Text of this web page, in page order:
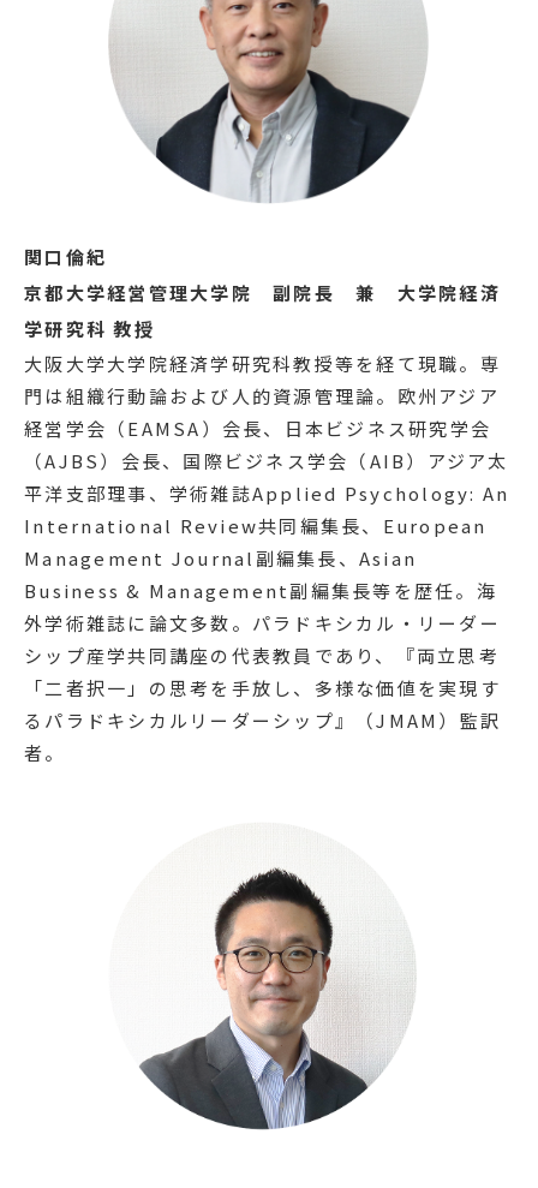
関口倫紀
京都大学経営管理大学院 副院長 兼 大学院経済
学研究科 教授
大阪大学大学院経済学研究科教授等を経て現職。専
門は組織行動論および人的資源管理論。欧州アジア
経営学会（EAMSA）会長、日本ビジネス研究学会
（AJBS）会長、国際ビジネス学会（AIB）アジア太
平洋支部理事、学術雑誌Applied Psychology: An
International Review共同編集長、European
Management Journal副編集長、Asian
Business & Management副編集長等を歴任。海
外学術雑誌に論文多数。パラドキシカル・リーダー
シップ産学共同講座の代表教員であり、『両立思考
「二者択一」の思考を手放し、多様な価値を実現す
るパラドキシカルリーダーシップ』（JMAM）監訳
者。